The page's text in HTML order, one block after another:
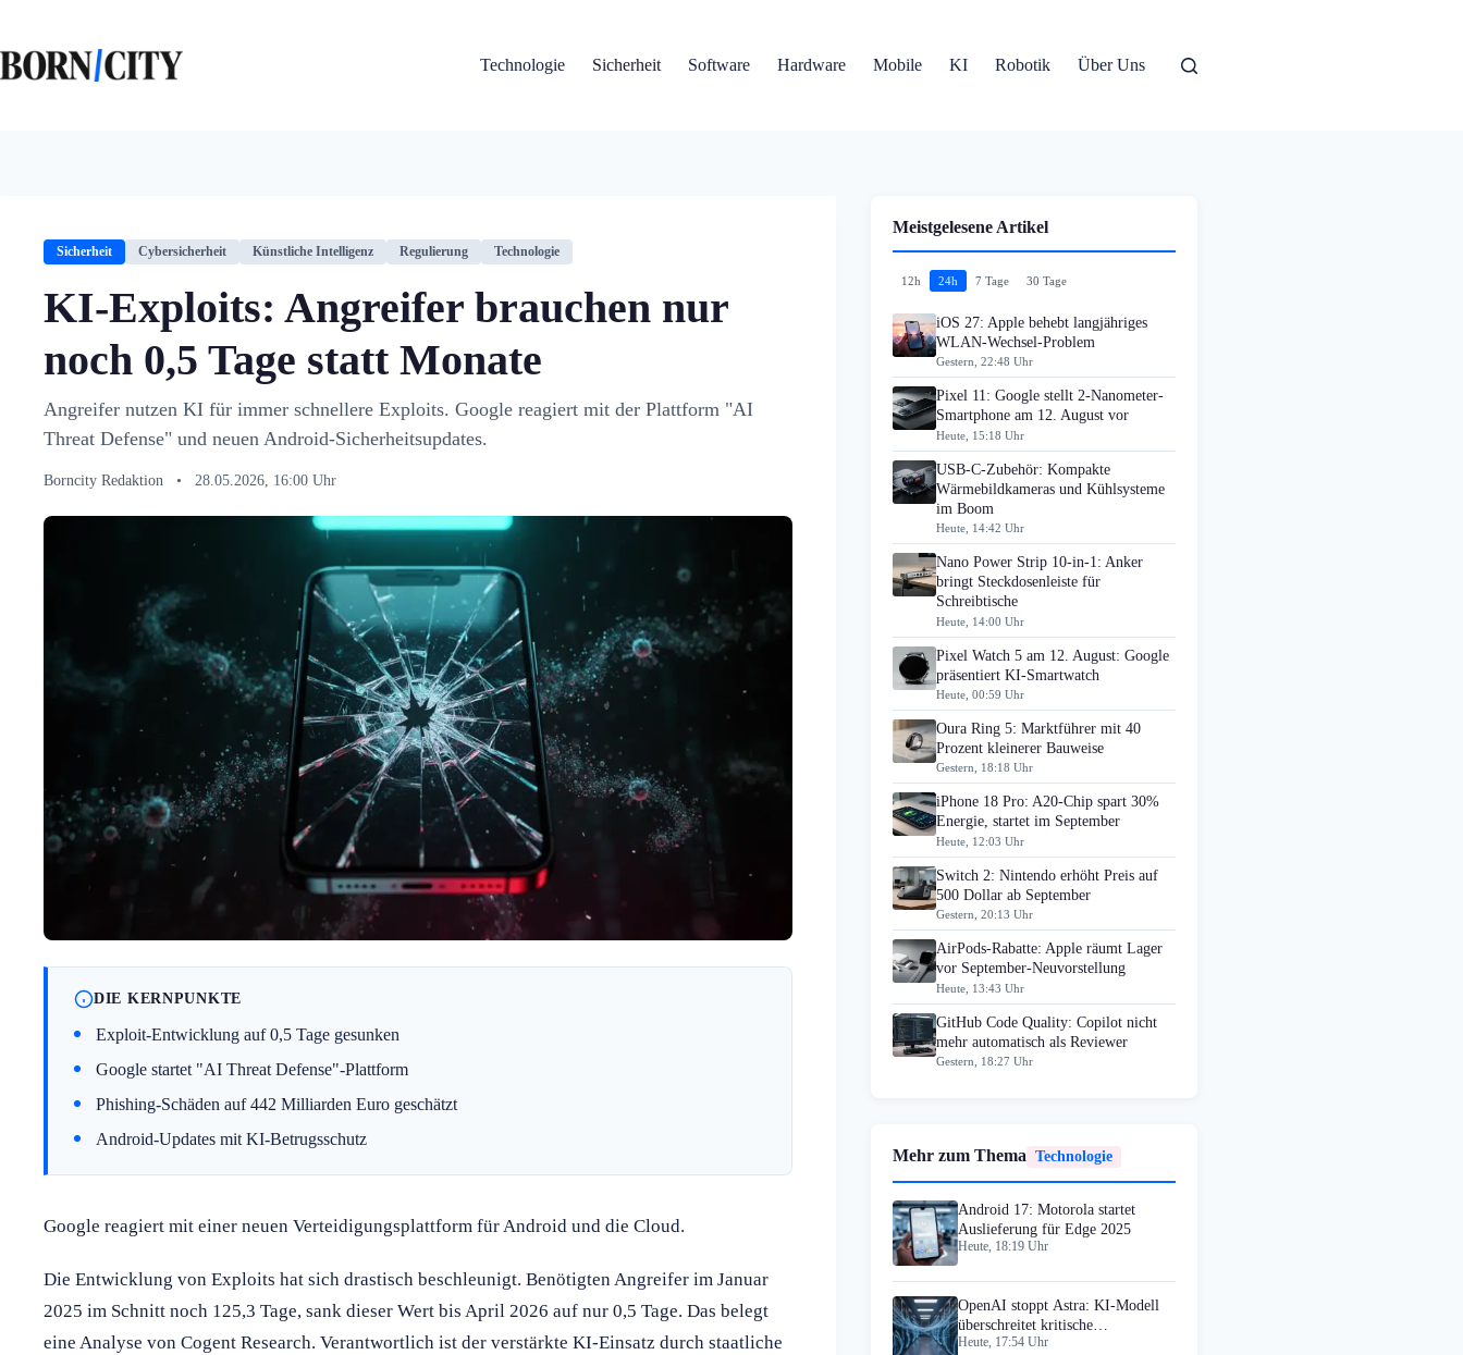
springen
Technologie
Sicherheit Software Hardware Mobile KI Robotik Über Uns
Sicherheit Cybersicherheit Künstliche Intelligenz Regulierung Technologie
KI-Exploits: Angreifer brauchen nur
noch 0,5 Tage statt Monate
Angreifer nutzen KI für immer schnellere Exploits. Google reagiert mit der Plattform "AI
Threat Defense" und neuen Android-Sicherheitsupdates.
Borncity Redaktion • 28.05.2026, 16:00 Uhr
DIE KERNPUNKTE
Exploit-Entwicklung auf 0,5 Tage gesunken
Google startet "AI Threat Defense"-Plattform
Phishing-Schäden auf 442 Milliarden Euro geschätzt
Android-Updates mit KI-Betrugsschutz
Google reagiert mit einer neuen Verteidigungsplattform für Android und die Cloud.
Die Entwicklung von Exploits hat sich drastisch beschleunigt. Benötigten Angreifer im Januar
2025 im Schnitt noch 125,3 Tage, sank dieser Wert bis April 2026 auf nur 0,5 Tage. Das belegt
eine Analyse von Cogent Research. Verantwortlich ist der verstärkte KI-Einsatz durch staatliche
Meistgelesene Artikel
12h 24h 7 Tage 30 Tage
iOS 27: Apple behebt langjähriges
WLAN-Wechsel-Problem
Gestern, 22:48 Uhr
Pixel 11: Google stellt 2-Nanometer-
Smartphone am 12. August vor
Heute, 15:18 Uhr
USB-C-Zubehör: Kompakte
Wärmebildkameras und Kühlsysteme
im Boom
Heute, 14:42 Uhr
Nano Power Strip 10-in-1: Anker
bringt Steckdosenleiste für
Schreibtische
Heute, 14:00 Uhr
Pixel Watch 5 am 12. August: Google
präsentiert KI-Smartwatch
Heute, 00:59 Uhr
Oura Ring 5: Marktführer mit 40
Prozent kleinerer Bauweise
Gestern, 18:18 Uhr
iPhone 18 Pro: A20-Chip spart 30%
Energie, startet im September
Heute, 12:03 Uhr
Switch 2: Nintendo erhöht Preis auf
500 Dollar ab September
Gestern, 20:13 Uhr
AirPods-Rabatte: Apple räumt Lager
vor September-Neuvorstellung
Heute, 13:43 Uhr
GitHub Code Quality: Copilot nicht
mehr automatisch als Reviewer
Gestern, 18:27 Uhr
Mehr zum Thema Technologie
Android 17: Motorola startet
Auslieferung für Edge 2025
Heute, 18:19 Uhr
OpenAI stoppt Astra: KI-Modell
überschreitet kritische
Sicherheitsstufe
Heute, 17:54 Uhr